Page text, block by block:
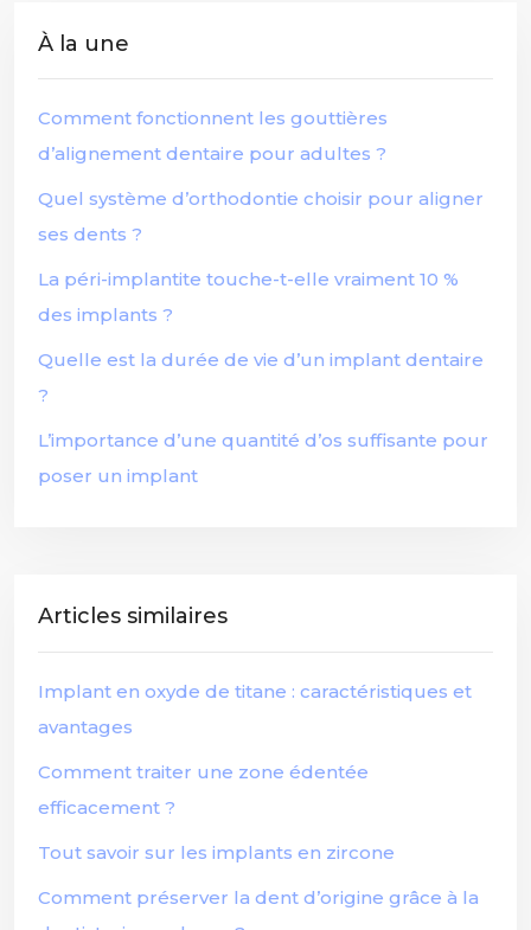
À la une
Comment fonctionnent les gouttières
d’alignement dentaire pour adultes ?
Quel système d’orthodontie choisir pour aligner
ses dents ?
La péri-implantite touche-t-elle vraiment 10 %
des implants ?
Quelle est la durée de vie d’un implant dentaire
?
L’importance d’une quantité d’os suffisante pour
poser un implant
Articles similaires
Implant en oxyde de titane : caractéristiques et
avantages
Comment traiter une zone édentée
efficacement ?
Tout savoir sur les implants en zircone
Comment préserver la dent d’origine grâce à la